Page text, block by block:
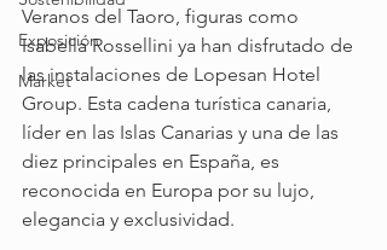
Exposición
Market
Veranos del Taoro, figuras como
Isabella Rossellini ya han disfrutado de
las instalaciones de Lopesan Hotel
Group. Esta cadena turística canaria,
líder en las Islas Canarias y una de las
diez principales en España, es
reconocida en Europa por su lujo,
elegancia y exclusividad.